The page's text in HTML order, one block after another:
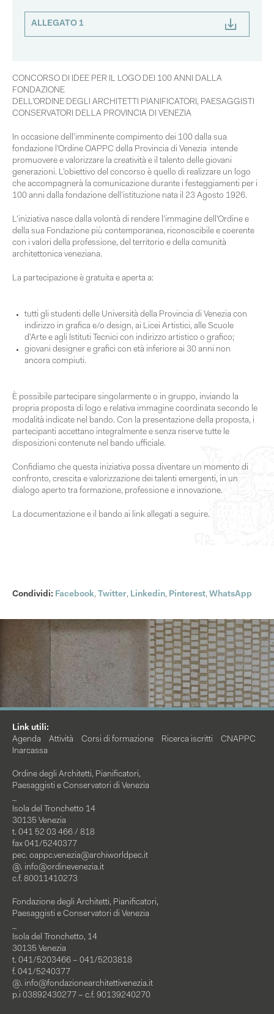
ALLEGATO 1
CONCORSO DI IDEE PER IL LOGO DEI 100 ANNI DALLA
FONDAZIONE
DELL’ORDINE DEGLI ARCHITETTI PIANIFICATORI, PAESAGGISTI
CONSERVATORI DELLA PROVINCIA DI VENEZIA
In occasione dell’imminente compimento dei 100 dalla sua
fondazione l’Ordine OAPPC della Provincia di Venezia intende
promuovere e valorizzare la creatività e il talento delle giovani
generazioni. L’obiettivo del concorso è quello di realizzare un logo
che accompagnerà la comunicazione durante i festeggiamenti per i
100 anni dalla fondazione dell’istituzione nata il 23 Agosto 1926.
L’iniziativa nasce dalla volontà di rendere l’immagine dell’Ordine e
della sua Fondazione più contemporanea, riconoscibile e coerente
con i valori della professione, del territorio e della comunità
architettonica veneziana.
La partecipazione è gratuita e aperta a:
tutti gli studenti delle Università della Provincia di Venezia con
indirizzo in grafica e/o design, ai Licei Artistici, alle Scuole
d’Arte e agli Istituti Tecnici con indirizzo artistico o grafico;
giovani designer e grafici con età inferiore ai 30 anni non
ancora compiuti.
È possibile partecipare singolarmente o in gruppo, inviando la
propria proposta di logo e relativa immagine coordinata secondo le
modalità indicate nel bando. Con la presentazione della proposta, i
partecipanti accettano integralmente e senza riserve tutte le
disposizioni contenute nel bando ufficiale.
Confidiamo che questa iniziativa possa diventare un momento di
confronto, crescita e valorizzazione dei talenti emergenti, in un
dialogo aperto tra formazione, professione e innovazione.
La documentazione e il bando ai link allegati a seguire.
Condividi: Facebook, Twitter, Linkedin, Pinterest, WhatsApp
Link utili:
Agenda
Attività Corsi di formazione Ricerca iscritti
CNAPPC
Inarcassa
Ordine degli Architetti, Pianificatori,
Paesaggisti e Conservatori di Venezia
Isola del Tronchetto 14
30135 Venezia
t. 041 52 03 466 / 818
fax 041/5240377
pec. oappc.venezia@archiworldpec.it
@. info@ordinevenezia.it
c.f. 80011410273
Fondazione degli Architetti, Pianificatori,
Paesaggisti e Conservatori di Venezia
Isola del Tronchetto, 14
30135 Venezia
t. 041/5203466 – 041/5203818
f. 041/5240377
@. info@fondazionearchitettivenezia.it
p.i 03892430277 – c.f. 90139240270